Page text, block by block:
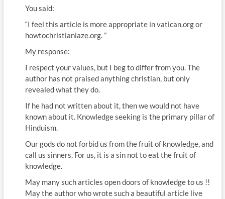
You said:
“I feel this article is more appropriate in vatican.org or
howtochristianiaze.org. ”
My response:
I respect your values, but I beg to differ from you. The
author has not praised anything christian, but only
revealed what they do.
If he had not written about it, then we would not have
known about it. Knowledge seeking is the primary pillar of
Hinduism.
Our gods do not forbid us from the fruit of knowledge, and
call us sinners. For us, it is a sin not to eat the fruit of
knowledge.
May many such articles open doors of knowledge to us !!
May the author who wrote such a beautiful article live